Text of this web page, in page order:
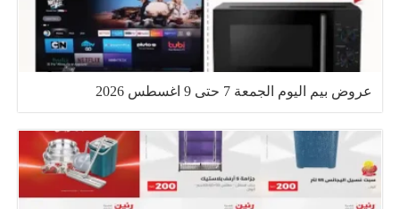
عروض بيم اليوم الجمعة 7 حتى 9 اغسطس 2026